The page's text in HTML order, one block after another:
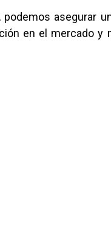
asegurar
en el mercado y